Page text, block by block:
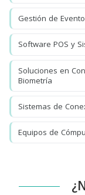
Gestión de
Software POS y
Soluciones en
Biometría
Sistemas de
Equipos de